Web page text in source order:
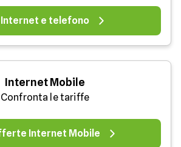
Internet e telefono
Internet Mobile
Confronta le tariffe
Internet Mobile